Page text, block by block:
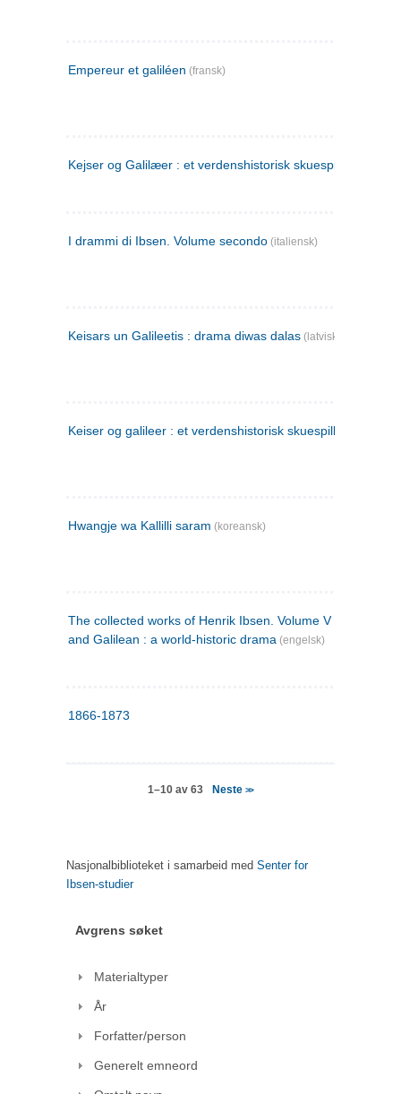
Empereur et galiléen (fransk)
Kejser og Galilæer : et verdenshistorisk skuespil
I drammi di Ibsen. Volume secondo (italiensk)
Keisars un Galileetis : drama diwas dalas (latvisk)
Keiser og galileer : et verdenshistorisk skuespill (1873)
Hwangje wa Kallilli saram (koreansk)
The collected works of Henrik Ibsen. Volume V : Emperor
and Galilean : a world-historic drama (engelsk)
1866-1873
1–10 av 63 Neste>>
Nasjonalbiblioteket i samarbeid med Senter for
Ibsen-studier
Avgrens søket
Materialtyper
År
Forfatter/person
Generelt emneord